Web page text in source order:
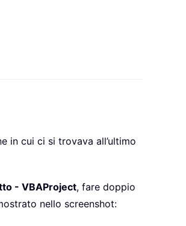
in cui ci si trovava all’ultimo
- VBAProject, fare doppio
nello screenshot: